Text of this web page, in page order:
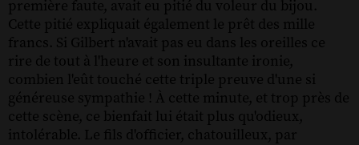
première faute, avait eu pitié du voleur du bijou.
Cette pitié expliquait également le prêt des mille
francs. Si Gilbert n'avait pas eu dans les oreilles ce
rire de tout à l'heure et son insultante ironie,
combien l'eût touché cette triple preuve d'une si
généreuse sympathie ! À cette minute, et trop près de
cette scène, ce bienfait lui était plus qu'odieux,
intolérable. Le fils d'officier, chatouilleux, par